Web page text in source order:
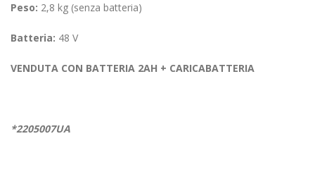
Peso: 2,8 kg (senza batteria)
Batteria: 48 V
VENDUTA CON BATTERIA 2AH + CARICABATTERIA
*2205007UA